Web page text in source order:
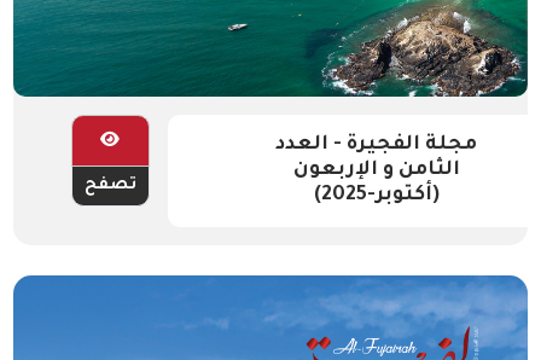
مجلة الفجيرة - العدد
الثامن و الإربعون
(أكتوبر-2025)
تصفح